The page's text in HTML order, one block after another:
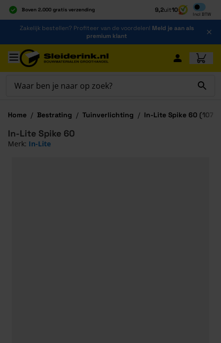
Boven 2.000 gratis verzending
Al 40 jaar dé specialist
Alles onder één dak
9,2uit10
Incl BTW
Inclusief
Ga naar de inhoud
Zakelijk bestellen? Profiteer van de voordelen! Meld je aan als
premium klant
Ga naar hoofdinhoud
Home / Bestrating / Tuinverlichting / In-Lite Spike 60
In-Lite Spike 60
Merk: In-Lite